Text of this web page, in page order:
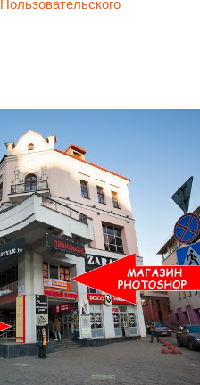
Пользовательского